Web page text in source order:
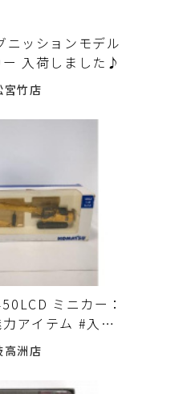
ニッションモデル
入荷しました♪
宮竹店
ミニカー：
アイテム #入荷
高洲店